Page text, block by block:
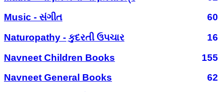
Music - સંગીત
60
Naturopathy - કુદરતી ઉપચાર
16
Navneet Children Books
155
Navneet General Books
62